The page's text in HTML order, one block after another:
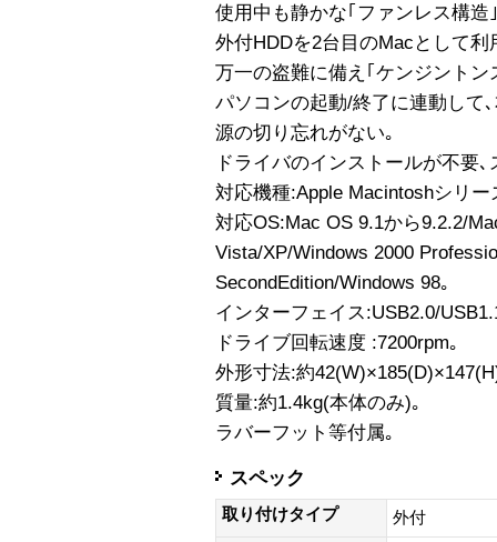
使用中も静かな｢ファンレス構
外付HDDを2台目のMacとして利
万一の盗難に備え｢ケンジントン
パソコンの起動/終了に連動して
源の切り忘れがない｡
ドライバのインストールが不要､
対応機種:Apple Macintoshシリー
対応OS:Mac OS 9.1から9.2.2/
Vista/XP/Windows 2000
SecondEdition/Windows 98｡
インターフェイス:USB2.0/
ドライブ回転速度 :7200rpm｡
外形寸法:約
質量:約1.4kg(本体のみ)｡
ラバーフット等付属｡
スペック
取り付けタイプ
外付